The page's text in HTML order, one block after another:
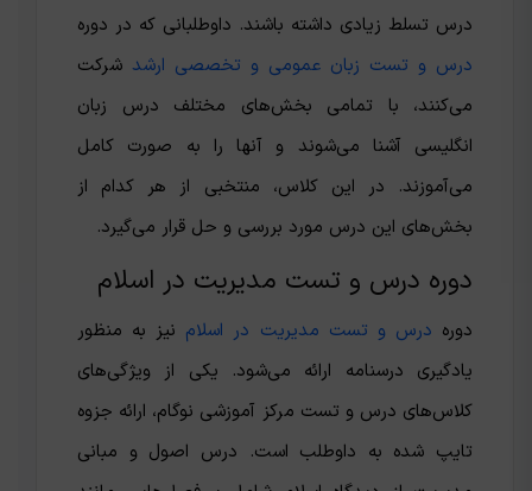
درس تسلط زیادی داشته باشند. داوطلبانی که در دوره
درس و تست زبان عمومی و تخصصی ارشد شرکت
می‌کنند، با تمامی بخش‌های مختلف درس زبان
انگلیسی آشنا می‌شوند و آنها را به صورت کامل
می‌آموزند. در این کلاس، منتخبی از هر کدام از
بخش‌های این درس مورد بررسی و حل قرار می‌گیرد.
دوره درس و تست مدیریت در اسلام
دوره درس و تست مدیریت در اسلام نیز به منظور
یادگیری درسنامه ارائه می‌شود. یکی از ویژگی‌های
کلاس‌های درس و تست مرکز آموزشی نوگام، ارائه جزوه
تایپ شده به داوطلب است. درس اصول و مبانی